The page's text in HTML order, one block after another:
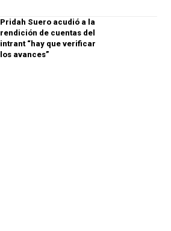
Pridah Suero acudió a la
rendición de cuentas del
intrant “hay que verificar
los avances”